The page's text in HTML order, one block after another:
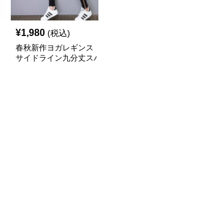
¥1,980 (税込)
春秋新作ヨガレギンス
サイドライン九分丈スパ